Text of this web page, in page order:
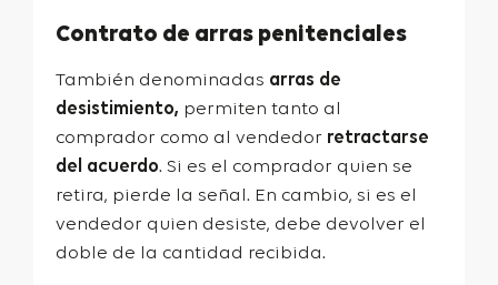
Contrato de arras penitenciales
También denominadas arras de
desistimiento, permiten tanto al
comprador como al vendedor retractarse
del acuerdo. Si es el comprador quien se
retira, pierde la señal. En cambio, si es el
vendedor quien desiste, debe devolver el
doble de la cantidad recibida.